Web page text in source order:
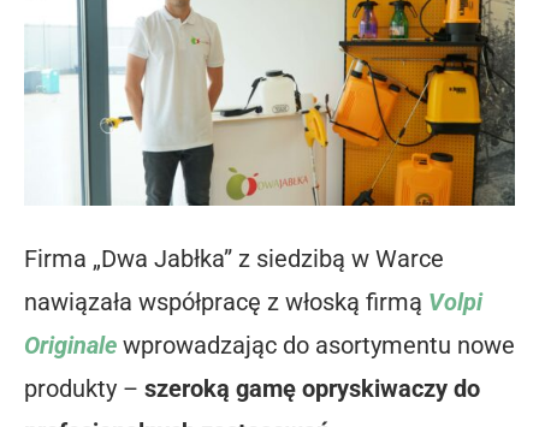
Firma „Dwa Jabłka” z siedzibą w Warce
nawiązała współpracę z włoską firmą Volpi
Originale wprowadzając do asortymentu nowe
produkty – szeroką gamę opryskiwaczy do